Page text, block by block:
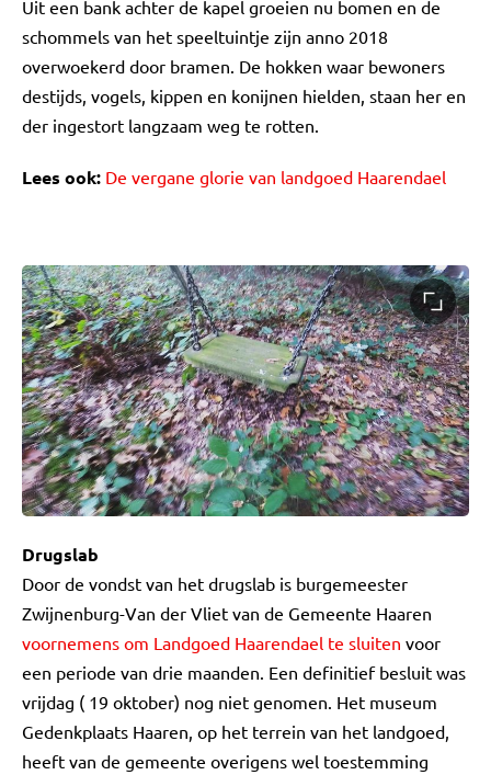
Uit een bank achter de kapel groeien nu bomen en de
schommels van het speeltuintje zijn anno 2018
overwoekerd door bramen. De hokken waar bewoners
destijds, vogels, kippen en konijnen hielden, staan her en
der ingestort langzaam weg te rotten.
Lees ook: De vergane glorie van landgoed Haarendael
Drugslab
Door de vondst van het drugslab is burgemeester
Zwijnenburg-Van der Vliet van de Gemeente Haaren
voornemens om Landgoed Haarendael te sluiten voor
een periode van drie maanden. Een definitief besluit was
vrijdag ( 19 oktober) nog niet genomen. Het museum
Gedenkplaats Haaren, op het terrein van het landgoed,
heeft van de gemeente overigens wel toestemming